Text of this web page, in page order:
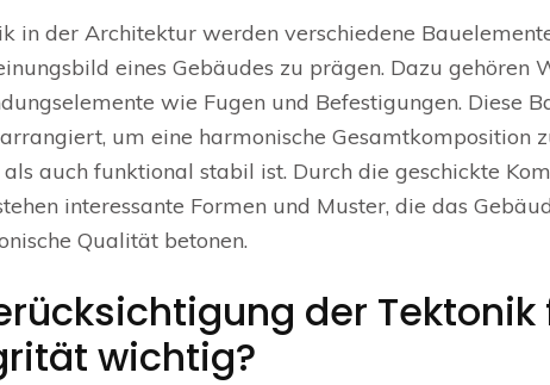
in der Architektur werden verschiedene
eines Gebäudes zu prägen. Dazu gehören
wie Fugen und Befestigungen. Diese
um eine harmonische Gesamtkomposition
auch funktional stabil ist. Durch die geschickte
interessante Formen und Muster, die das
Qualität betonen.
der Tektonik
wichtig?